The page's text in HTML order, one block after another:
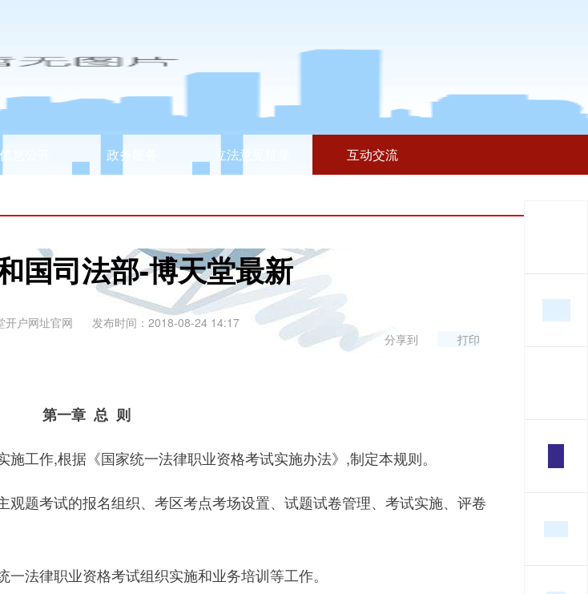
息公开 政务服务 立法意见征集 互动交流
国司法部-博天堂最新
开户网址官网
发布时间：2018-08-24 14:17
分享到
打印
第一章 总 则
工作,根据《国家统一法律职业资格考试实施办法》,制定本规则。
观题考试的报名组织、考区考点考场设置、试题试卷管理、考试实施、评卷
法律职业资格考试组织实施和业务培训等工作。